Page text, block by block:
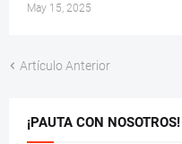
May 15, 2025
Artículo Anterior
¡PAUTA CON NOSOTROS!